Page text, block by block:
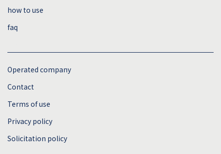
how to use
faq
Operated company
Contact
Terms of use
Privacy policy
Solicitation policy